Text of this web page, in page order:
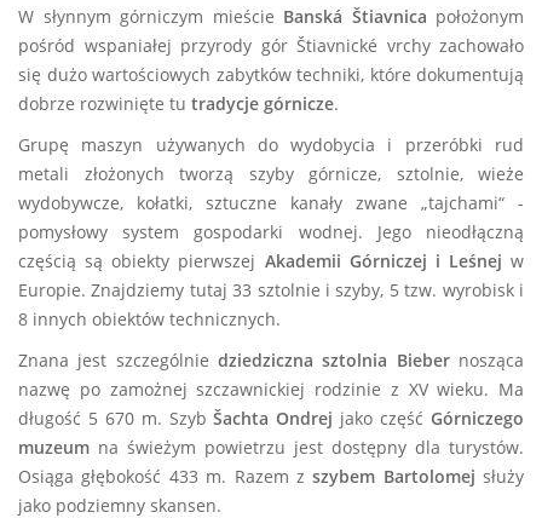
W słynnym górniczym mieście Banská Štiavnica położonym
pośród wspaniałej przyrody gór Štiavnické vrchy zachowało
się dużo wartościowych zabytków techniki, które dokumentują
dobrze rozwinięte tu tradycje górnicze.
Grupę maszyn używanych do wydobycia i przeróbki rud
metali złożonych tworzą szyby górnicze, sztolnie, wieże
wydobywcze, kołatki, sztuczne kanały zwane „tajchami“ -
pomysłowy system gospodarki wodnej. Jego nieodłączną
częścią są obiekty pierwszej Akademii Górniczej i Leśnej w
Europie. Znajdziemy tutaj 33 sztolnie i szyby, 5 tzw. wyrobisk i
8 innych obiektów technicznych.
Znana jest szczególnie dziedziczna sztolnia Bieber nosząca
nazwę po zamożnej szczawnickiej rodzinie z XV wieku. Ma
długość 5 670 m. Szyb Šachta Ondrej jako część Górniczego
muzeum na świeżym powietrzu jest dostępny dla turystów.
Osiąga głębokość 433 m. Razem zszybem Bartolomej służy
jako podziemny skansen.